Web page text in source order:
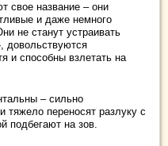
свое название – они
и даже немного
не станут устраивать
довольствуются
и способны взлетать на
– сильно
тяжело переносят разлуку с
подбегают на зов.